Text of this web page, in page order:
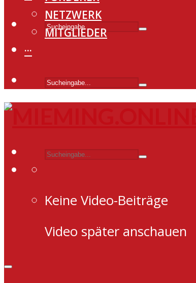
NETZWERK
MITGLIEDER
···
Keine Video-Beiträge
Video später anschauen